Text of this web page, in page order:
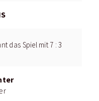
das Spiel mit 7 : 3